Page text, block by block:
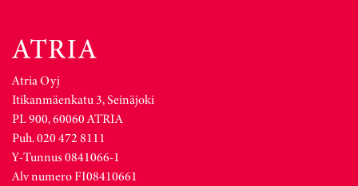
Atria Oyj
Itikanmäenkatu 3, Seinäjoki
PL 900, 60060 ATRIA
Puh. 020 472 8111
Y-Tunnus 0841066-1
Alv numero FI08410661